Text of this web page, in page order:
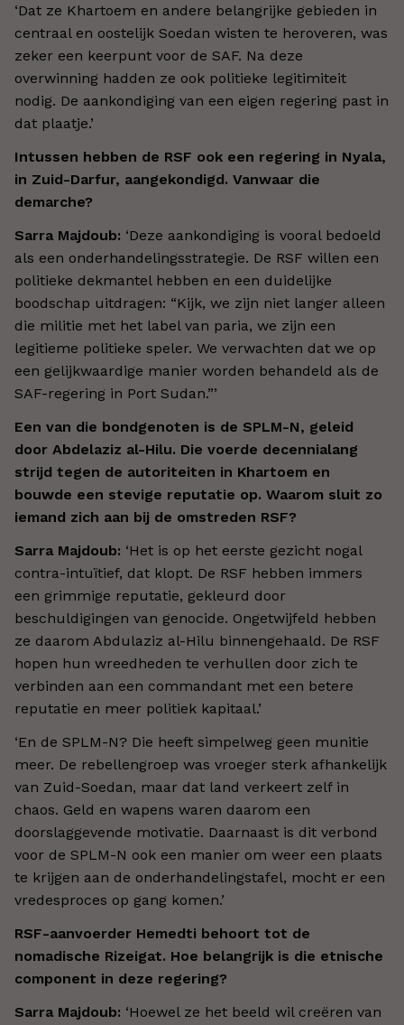
‘Dat ze Khartoem en andere belangrijke gebieden in
centraal en oostelijk Soedan wisten te heroveren, was
zeker een keerpunt voor de SAF. Na deze
overwinning hadden ze ook politieke legitimiteit
nodig. De aankondiging van een eigen regering past in
dat plaatje.’
Intussen hebben de RSF ook een regering in Nyala,
in Zuid-Darfur, aangekondigd. Vanwaar die
demarche?
Sarra Majdoub: ‘Deze aankondiging is vooral bedoeld
als een onderhandelingsstrategie. De RSF willen een
politieke dekmantel hebben en een duidelijke
boodschap uitdragen: “Kijk, we zijn niet langer alleen
die militie met het label van paria, we zijn een
legitieme politieke speler. We verwachten dat we op
een gelijkwaardige manier worden behandeld als de
SAF-regering in Port Sudan.”’
Een van die bondgenoten is de SPLM-N, geleid
door Abdelaziz al-Hilu. Die voerde decennialang
strijd tegen de autoriteiten in Khartoem en
bouwde een stevige reputatie op. Waarom sluit zo
iemand zich aan bij de omstreden RSF?
Sarra Majdoub: ‘Het is op het eerste gezicht nogal
contra-intuïtief, dat klopt. De RSF hebben immers
een grimmige reputatie, gekleurd door
beschuldigingen van genocide. Ongetwijfeld hebben
ze daarom Abdulaziz al-Hilu binnengehaald. De RSF
hopen hun wreedheden te verhullen door zich te
verbinden aan een commandant met een betere
reputatie en meer politiek kapitaal.’
‘En de SPLM-N? Die heeft simpelweg geen munitie
meer. De rebellengroep was vroeger sterk afhankelijk
van Zuid-Soedan, maar dat land verkeert zelf in
chaos. Geld en wapens waren daarom een
doorslaggevende motivatie. Daarnaast is dit verbond
voor de SPLM-N ook een manier om weer een plaats
te krijgen aan de onderhandelingstafel, mocht er een
vredesproces op gang komen.’
RSF-aanvoerder Hemedti behoort tot de
nomadische Rizeigat. Hoe belangrijk is die etnische
component in deze regering?
Sarra Majdoub: ‘Hoewel ze het beeld wil creëren van